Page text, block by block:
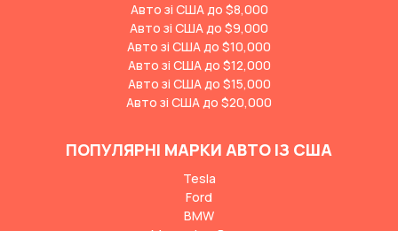
Авто зі США до $8,000
Авто зі США до $9,000
Авто зі США до $10,000
Авто зі США до $12,000
Авто зі США до $15,000
Авто зі США до $20,000
ПОПУЛЯРНІ МАРКИ АВТО ІЗ США
Tesla
Ford
BMW